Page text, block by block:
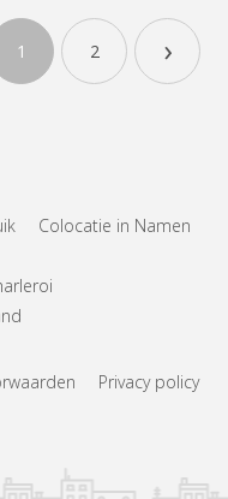
1 2 ›
Colocatie in Namen
Privacy policy